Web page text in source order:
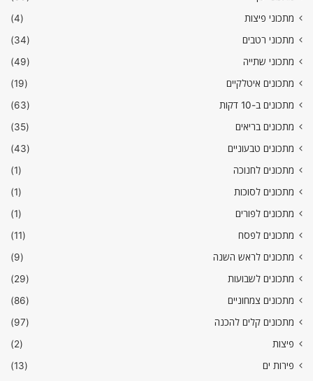
מתכוני פיצות
(4)
מתכוני רטבים
(34)
מתכוני שתייה
(49)
מתכונים איטלקיים
(19)
מתכונים ב-10 דקות
(63)
מתכונים בריאים
(35)
מתכונים טבעוניים
(43)
מתכונים לחנוכה
(1)
מתכונים לסוכות
(1)
מתכונים לפורים
(1)
מתכונים לפסח
(11)
מתכונים לראש השנה
(9)
מתכונים לשבועות
(29)
מתכונים צמחוניים
(86)
מתכונים קלים להכנה
(97)
פיצות
(2)
פירות ים
(13)